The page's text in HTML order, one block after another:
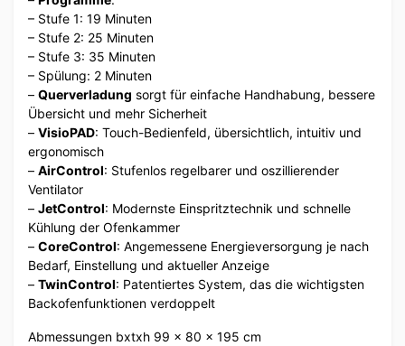
– Stufe 1: 19 Minuten
– Stufe 2: 25 Minuten
– Stufe 3: 35 Minuten
– Spülung: 2 Minuten
– Querverladung sorgt für einfache Handhabung, bessere
Übersicht und mehr Sicherheit
– VisioPAD: Touch-Bedienfeld, übersichtlich, intuitiv und
ergonomisch
– AirControl: Stufenlos regelbarer und oszillierender
Ventilator
– JetControl: Modernste Einspritztechnik und schnelle
Kühlung der Ofenkammer
– CoreControl: Angemessene Energieversorgung je nach
Bedarf, Einstellung und aktueller Anzeige
– TwinControl: Patentiertes System, das die wichtigsten
Backofenfunktionen verdoppelt
Abmessungen bxtxh 99 x 80 x 195 cm